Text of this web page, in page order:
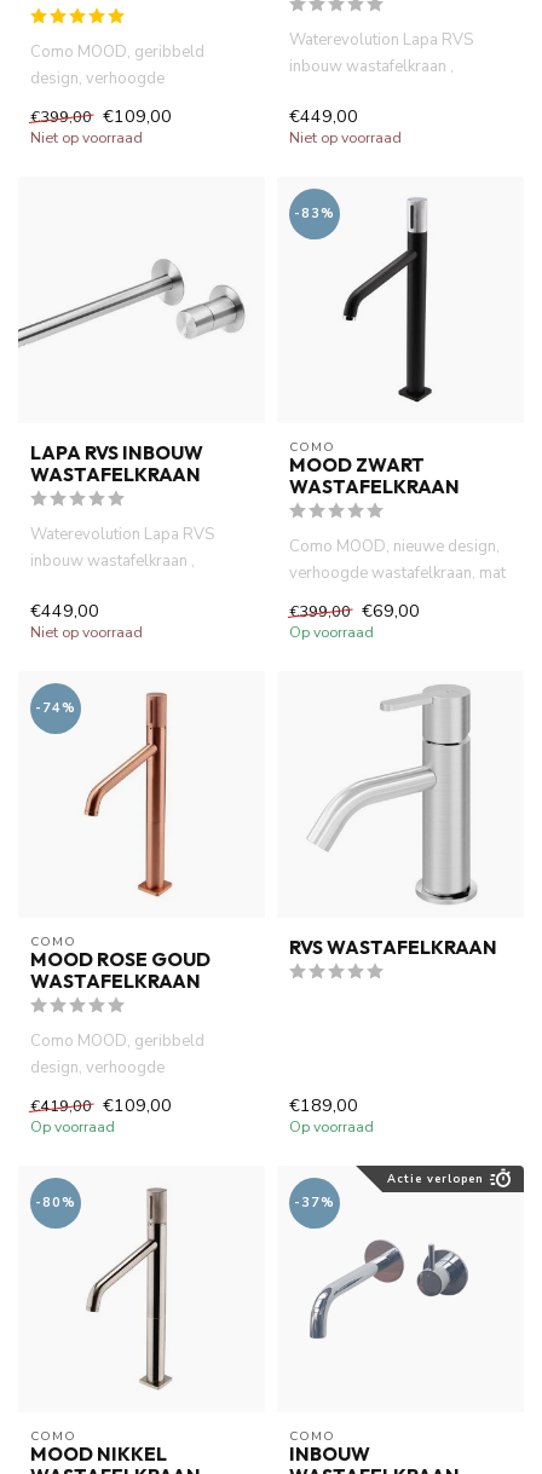
Como MOOD, geribbeld
design, verhoogde
wastafelkraan, mat zwart.
Antibacterieel ...
€399,00 €109,00
Niet op voorraad
Waterevolution Lapa RVS
inbouw wastafelkraan ,
garant...
€449,00
Niet op voorraad
LAPA RVS INBOUW
WASTAFELKRAAN
Waterevolution Lapa RVS
inbouw wastafelkraan ,
hoogeerwaarde...
€449,00
Niet op voorraad
-83%
COMO
MOOD ZWART
WASTAFELKRAAN
Como MOOD, nieuwe design,
verhoogde wastafelkraan, mat
zwart met chroom geribbel...
€399,00 €69,00
Op voorraad
-74%
COMO
MOOD ROSE GOUD
WASTAFELKRAAN
Como MOOD, geribbeld
design, verhoogde
wastafelkraan mat koper- rose
goud kleur....
€419,00 €109,00
Op voorraad
RVS WASTAFELKRAAN
€189,00
Op voorraad
-80%
COMO
MOOD NIKKEL
Actie verlopen
-37%
COMO
INBOUW